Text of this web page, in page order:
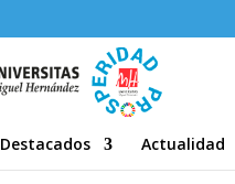
Destacados Actualidad